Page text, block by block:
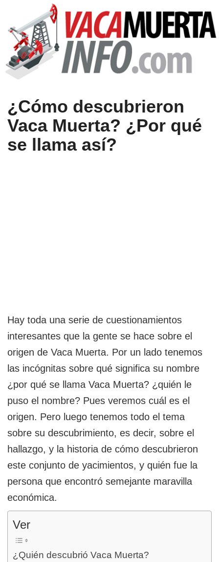
¿Cómo descubrieron
Vaca Muerta? ¿Por qué
se llama así?
Hay toda una serie de cuestionamientos
interesantes que la gente se hace sobre el
origen de Vaca Muerta. Por un lado tenemos
las incógnitas sobre qué significa su nombre
¿por qué se llama Vaca Muerta? ¿quién le
puso el nombre? Pues veremos cuál es el
origen. Pero luego tenemos todo el tema
sobre su descubrimiento, es decir, sobre el
hallazgo, y la historia de cómo descubrieron
este conjunto de yacimientos, y quién fue la
persona que encontró semejante maravilla
económica.
Ver
¿Quién descubrió Vaca Muerta?